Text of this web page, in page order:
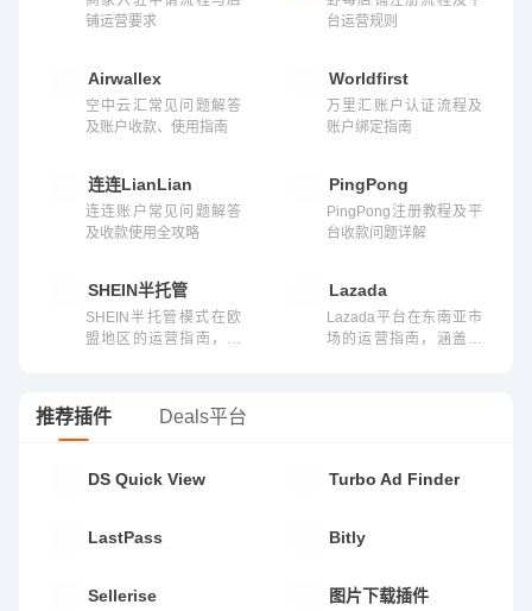
铺运营要求
台运营规则
Airwallex
空中云汇常见问题解答
及账户收款、使用指南
Worldfirst
万里汇账户认证流程及
账户绑定指南
连连LianLian
连连账户常见问题解答
及收款使用全攻略
PingPong
PingPong注册教程及平
台收款问题详解
SHEIN半托管
SHEIN半托管模式在欧
盟地区的运营指南，包
要求等实操建议
Lazada
Lazada平台在东南亚市
场的运营指南，涵盖开
推荐插件 Deals平台
DS Quick View Turbo Ad Finder
LastPass Bitly
Sellerise 图片下载插件